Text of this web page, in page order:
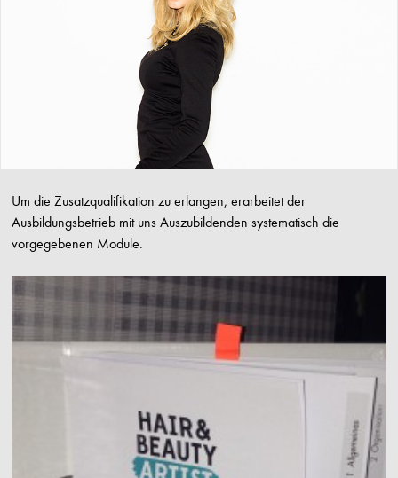
Um die Zusatzqualifikation zu erlangen, erarbeitet der
Ausbildungsbetrieb mit uns Auszubildenden systematisch die
vorgegebenen Module.